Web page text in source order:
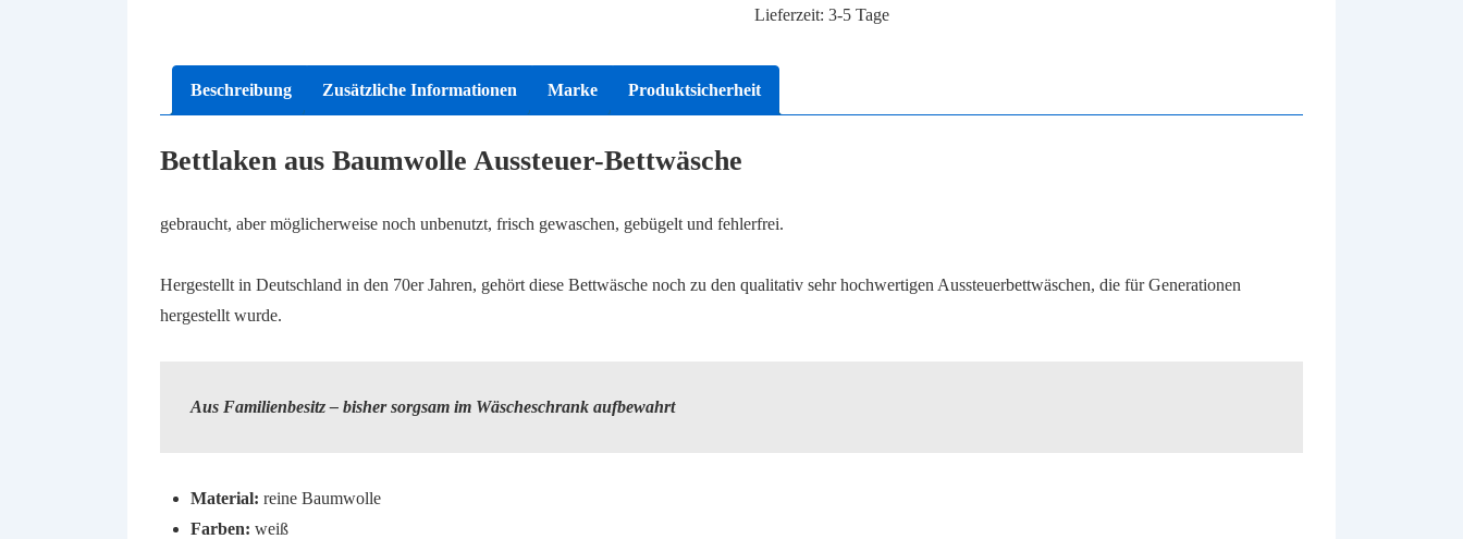
Lieferzeit: 3-5 Tage
Beschreibung Zusätzliche Informationen Marke Produktsicherheit
Bettlaken aus Baumwolle Aussteuer-Bettwäsche
gebraucht, aber möglicherweise noch unbenutzt, frisch gewaschen, gebügelt und fehlerfrei.
Hergestellt in Deutschland in den 70er Jahren, gehört diese Bettwäsche noch zu den qualitativ sehr hochwertigen Aussteuerbettwäschen, die für Generationen
hergestellt wurde.
Aus Familienbesitz – bisher sorgsam im Wäscheschrank aufbewahrt
Material: reine Baumwolle
Farben: weiß